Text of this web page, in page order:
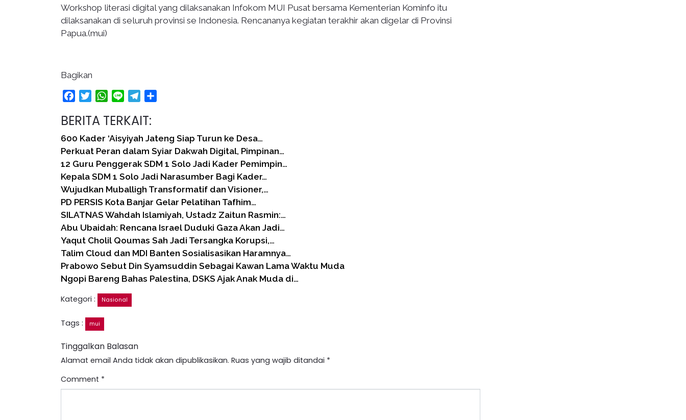
Workshop literasi digital yang dilaksanakan Infokom MUI Pusat bersama Kementerian Kominfo itu
dilaksanakan di seluruh provinsi se Indonesia. Rencananya kegiatan terakhir akan digelar di Provinsi
Papua.(mui)
Bagikan
FacebookTwitterWhatsApp
Line Telegram
BERITA TERKAIT:
600 Kader ‘Aisyiyah Jateng Siap Turun ke Desa…
Perkuat Peran dalam Syiar Dakwah Digital, Pimpinan…
12 Guru Penggerak SDM 1 Solo Jadi Kader Pemimpin…
Kepala SDM 1 Solo Jadi Narasumber Bagi Kader…
Wujudkan Muballigh Transformatif dan Visioner,…
PD PERSIS Kota Banjar Gelar Pelatihan Tafhim…
SILATNAS Wahdah Islamiyah, Ustadz Zaitun Rasmin:…
Abu Ubaidah: Rencana Israel Duduki Gaza Akan Jadi…
Yaqut Cholil Qoumas Sah Jadi Tersangka Korupsi,…
Talim Cloud dan MDI Banten Sosialisasikan Haramnya…
Prabowo Sebut Din Syamsuddin Sebagai Kawan Lama Waktu Muda
Ngopi Bareng Bahas Palestina, DSKS Ajak Anak Muda di…
Kategori :
Nasional
Tags : mui
Tinggalkan Balasan
Alamat email Anda tidak akan dipublikasikan. Ruas yang wajib ditandai *
Comment *